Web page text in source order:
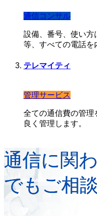
通信コンサル
設備、番号、使い方
等、すべての電話を
テレマイティ
管理サービス
全ての通信費の管理
良く管理します。
通信に関
でもご相